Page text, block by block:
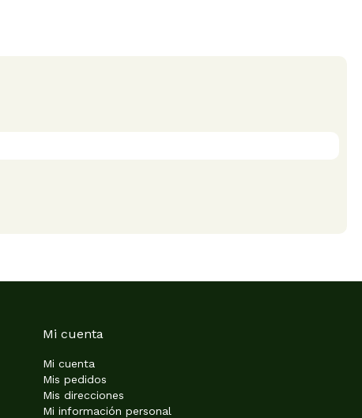
Mi cuenta
Mi cuenta
Mis pedidos
Mis direcciones
Mi información personal